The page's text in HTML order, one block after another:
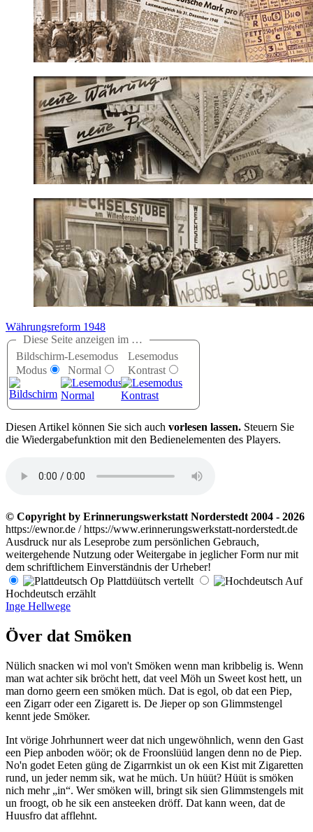
Währungsreform 1948
Diese Seite anzeigen im …
Bildschirm-
Modus
Lesemodus
Normal
Lesemodus
Kontrast
Diesen Artikel können Sie sich auch vorlesen lassen. Steuern Sie
die Wiedergabefunktion mit den Bedienelementen des Players.
© Copyright by Erinnerungswerkstatt Norderstedt 2004 - 2026
https://ewnor.de / https://www.erinnerungswerkstatt-norderstedt.de
Ausdruck nur als Leseprobe zum persönlichen Gebrauch,
weitergehende Nutzung oder Weitergabe in jeglicher Form nur mit
dem schriftlichem Einverständnis der Urheber!
Op Plattdüütsch vertellt
Auf
Hochdeutsch erzählt
Inge Hellwege
Över dat Smöken
Nülich snacken wi mol von't Smöken wenn man kribbelig is. Wenn
man wat achter sik bröcht hett, dat veel Möh un Sweet kost hett, un
man dorno geern een smöken müch. Dat is egol, ob dat een Piep,
een Zigarr oder een Zigarett is. De Jieper op son Glimmstengel
kennt jede Smöker.
Int vörige Johrhunnert weer dat nich ungewöhnlich, wenn den Gast
een Piep anboden wöör; ok de Froonslüüd langen denn no de Piep.
No'n godet Eeten güng de Zigarrnkist un ok een Kist mit Zigaretten
rund, un jeder nemm sik, wat he müch. Un hüüt? Hüüt is smöken
nich mehr in . Wer smöken will, bringt sik sien Glimmstengels mit
un froogt, ob he sik een ansteeken dröff. Dat kann ween, dat de
Huusfro dat afflehnt.